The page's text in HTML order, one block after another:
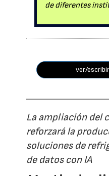
de diferentes
ver/
La ampliación del
reforzará la
soluciones de
de datos con IA